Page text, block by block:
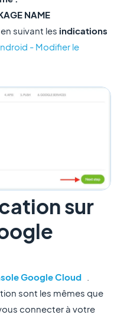
NAME
suivant les indications
- Modifier le
sur
Google Cloud
sont les mêmes que
connecter à votre